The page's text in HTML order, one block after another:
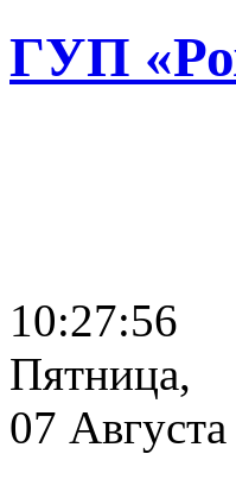
ГУП
10:27:57
Пятница,
07